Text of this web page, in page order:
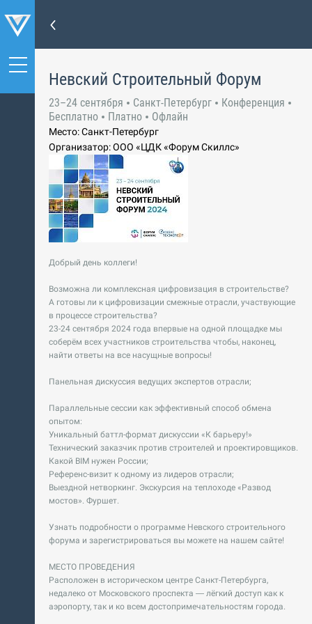
Невский Строительный Форум
23–24 сентября Санкт-Петербург
Конференция
Бесплатно
Платно Офлайн
Место: Санкт-Петербург
Организатор: ООО «ЦДК «Форум Скиллс»
Добрый день коллеги!
Возможна ли комплексная цифровизация в строительстве?
А готовы ли к цифровизации смежные отрасли, участвующие
в процессе строительства?
23-24 сентября 2024 года впервые на одной площадке мы
соберём всех участников строительства чтобы, наконец,
найти ответы на все насущные вопросы!
Панельная дискуссия ведущих экспертов отрасли;
Параллельные сессии как эффективный способ обмена
опытом:
Уникальный баттл-формат дискуссии «К барьеру!»
Технический заказчик против строителей и проектировщиков.
Какой BIM нужен России;
Референс-визит к одному из лидеров отрасли;
Выездной нетворкинг. Экскурсия на теплоходе «Развод
мостов». Фуршет.
Узнать подробности о программе Невского строительного
форума и зарегистрироваться вы можете на нашем сайте!
МЕСТО ПРОВЕДЕНИЯ
Расположен в историческом центре Санкт-Петербурга,
недалеко от Московского проспекта — лёгкий доступ как к
аэропорту, так и ко всем достопримечательностям города.